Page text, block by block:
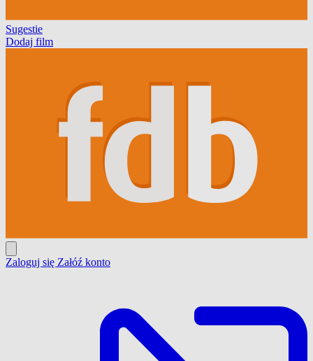
Sugestie
Dodaj film
Zaloguj się Załóź konto